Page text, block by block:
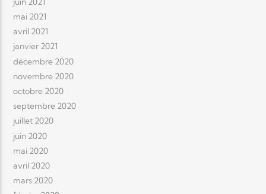
mai 2021
avril 2021
janvier 2021
décembre 2020
novembre 2020
octobre 2020
septembre 2020
juillet 2020
juin 2020
mai 2020
avril 2020
mars 2020